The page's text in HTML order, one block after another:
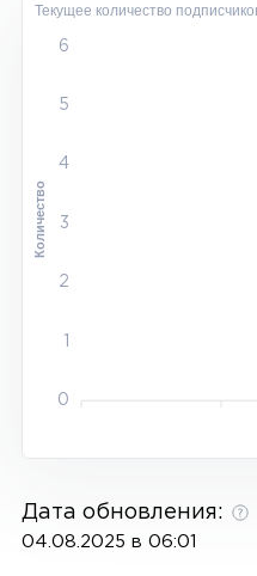
Текущее количество
6
5
4
3
2
1
0
Количество
Дата обновления:
04.08.2025 в 06:01